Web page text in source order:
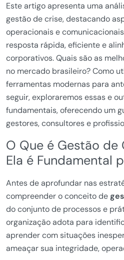
Este artigo apresenta uma
gestão de crise, destacando
operacionais e
resposta rápida, eficiente e
corporativos. Quais são as
no mercado brasileiro? Como
ferramentas modernas para
seguir, exploraremos essas e
fundamentais, oferecendo um
gestores, consultores e
O Que é Gestão de
Ela é Fundamental
Antes de aprofundar nas
compreender o conceito de
do conjunto de processos e
organização adota para
aprender com situações
ameaçar sua integridade,